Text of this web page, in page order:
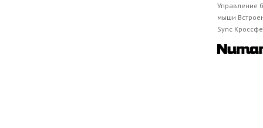
Управление
мыши
Sync